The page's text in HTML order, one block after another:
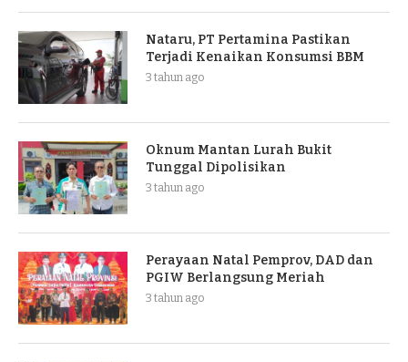
Nataru, PT Pertamina Pastikan
Terjadi Kenaikan Konsumsi BBM
3 tahun ago
Oknum Mantan Lurah Bukit
Tunggal Dipolisikan
3 tahun ago
Perayaan Natal Pemprov, DAD dan
PGIW Berlangsung Meriah
3 tahun ago